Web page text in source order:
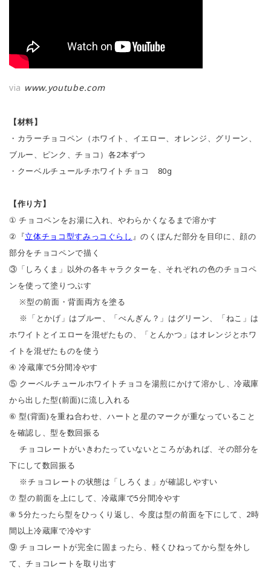
via www.youtube.com
【材料】
・カラーチョコペン（ホワイト、イエロー、オレンジ、グリーン、
ブルー、ピンク、チョコ）各2本ずつ
・クーベルチュールチホワイトチョコ 80g
【作り方】
① チョコペンをお湯に入れ、やわらかくなるまで溶かす
②『立体チョコ型すみっコぐらし 』のくぼんだ部分を目印に、顔の
部分をチョコペンで描く
③「しろくま」以外の各キャラクターを、それぞれの色のチョコペ
ンを使って塗りつぶす
※型の前面・背面両方を塗る
※「とかげ」はブルー、「ぺんぎん？」はグリーン、「ねこ」は
ホワイトとイエローを混ぜたもの、「とんかつ」はオレンジとホワ
イトを混ぜたものを使う
④ 冷蔵庫で5分間冷やす
⑤ クーベルチュールホワイトチョコを湯煎にかけて溶かし、冷蔵庫
から出した型(前面)に流し入れる
⑥ 型(背面)を重ね合わせ、ハートと星のマークが重なっていること
を確認し、型を数回振る
チョコレートがいきわたっていないところがあれば、その部分を
下にして数回振る
※チョコレートの状態は「しろくま」が確認しやすい
⑦ 型の前面を上にして、冷蔵庫で5分間冷やす
⑧ 5分たったら型をひっくり返し、今度は型の前面を下にして、2時
間以上冷蔵庫で冷やす
⑨ チョコレートが完全に固まったら、軽くひねってから型を外し
て、チョコレートを取り出す